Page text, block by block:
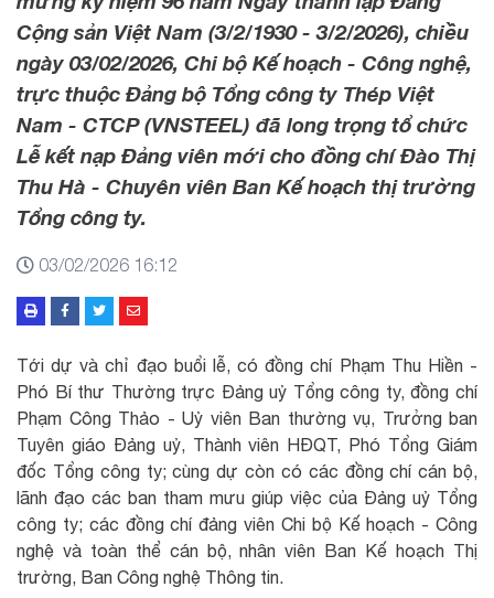
Cộng sản Việt Nam (3/2/1930 - 3/2/2026), chiều
ngày 03/02/2026, Chi bộ Kế hoạch - Công nghệ,
trực thuộc Đảng bộ Tổng công ty Thép Việt
Nam - CTCP (VNSTEEL) đã long trọng tổ chức
Lễ kết nạp Đảng viên mới cho đồng chí Đào Thị
Thu Hà - Chuyên viên Ban Kế hoạch thị trường
Tổng công ty.
03/02/2026 16:12
Tới dự và chỉ đạo buổi lễ, có đồng chí Phạm Thu Hiền -
Phó Bí thư Thường trực Đảng uỷ Tổng công ty, đồng chí
Phạm Công Thảo - Uỷ viên Ban thường vụ, Trưởng ban
Tuyên giáo Đảng uỷ, Thành viên HĐQT, Phó Tổng Giám
đốc Tổng công ty; cùng dự còn có các đồng chí cán bộ,
lãnh đạo các ban tham mưu giúp việc của Đảng uỷ Tổng
công ty; các đồng chí đảng viên Chi bộ Kế hoạch - Công
nghệ và toàn thể cán bộ, nhân viên Ban Kế hoạch Thị
trường, Ban Công nghệ Thông tin.